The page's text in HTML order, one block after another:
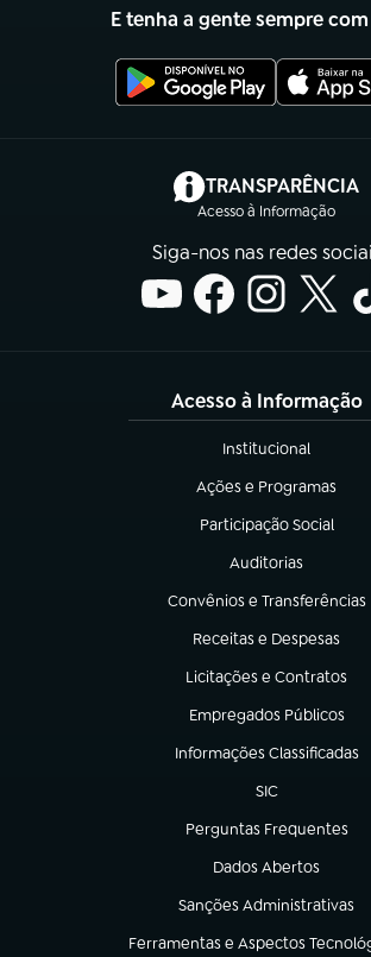
E tenha a gente sempre
TRANSPARÊNCIA
Acesso à Informação
(abre em
Siga-nos nas redes
Acesso à Informação
Institucional
(abre em nova aba)
Ações e Programas
(abre em nova aba)
Participação Social
(abre em nova aba)
Auditorias
(abre em nova aba)
Convênios e Transferências
(abre em nova aba)
Receitas e Despesas
(abre em nova aba)
Licitações e Contratos
(abre em nova aba)
Empregados Públicos
(abre em nova aba)
Informações Classificadas
(abre em nova aba)
SIC
(abre em nova
Perguntas Frequentes
(abre em nova aba)
Dados Abertos
(abre em nova aba)
Sanções Administrativas
(abre em nova aba)
Ferramentas e Aspectos
(abre em nova aba)